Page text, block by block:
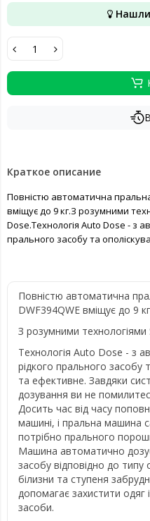
Краткое описание
Повністю автоматична
вміщує до 9 кг.З розумними
Dose.Технологія Auto Dose - з
прального засобу та
Повністю автоматична
DWF394QWE вміщує до 9
З розумними
Технологія Auto Dose - з
рідкого прального засобу
та ефективне. Завдяки
дозування ви не
Досить час від часу
машині, і пральна машина
потрібно прального
Машина автоматично
засобу відповідно до типу
білизни та ступеня
допомагає захистити одяг
засоби.